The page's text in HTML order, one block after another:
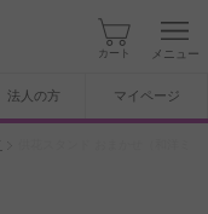
カート メニュー
法人の方 マイページ